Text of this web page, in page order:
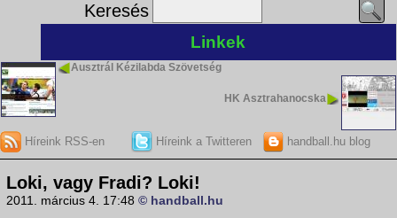
Keresés
Linkek
Ausztrál Kézilabda Szövetség
HK Asztrahanocska
Híreink RSS-en Híreink a Twitteren handball.hu blog
Loki, vagy Fradi? Loki!
2011. március 4. 17:48 © handball.hu